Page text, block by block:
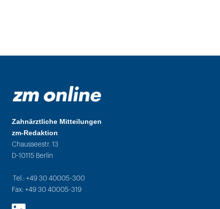
Zahnärztliche Mitteilungen
zm-Redaktion
Chausseestr. 13
D-10115 Berlin
Tel.: +49 30 40005-300
Fax: +49 30 40005-319